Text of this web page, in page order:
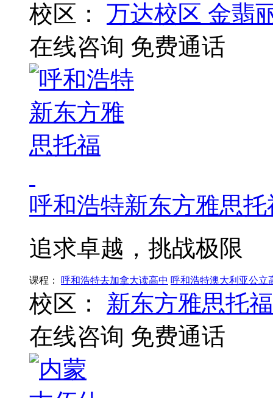
校区： 万达校区 金翡
在线咨询 免费通话
呼和浩特新东方雅思托
追求卓越，挑战极限
课程： 呼和浩特去加拿大读高中 呼和浩特澳大利亚公立
校区：
新东方雅思托福
在线咨询 免费通话